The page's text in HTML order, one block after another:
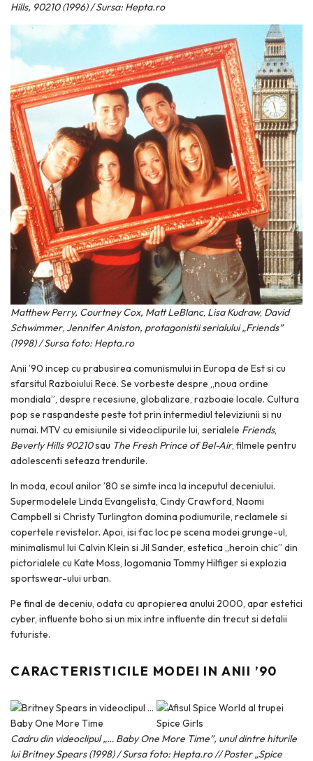
Hills, 90210 (1996) / Sursa: Hepta.ro
Matthew Perry, Courtney Cox, Matt LeBlanc, Lisa Kudraw, David
Schwimmer, Jennifer Aniston, protagonistii serialului „Friends”
(1998) / Sursa foto: Hepta.ro
Anii ’90 incep cu prabusirea comunismului in Europa de Est si cu
sfarsitul Razboiului Rece. Se vorbeste despre „noua ordine
mondiala”, despre recesiune, globalizare, razboaie locale. Cultura
pop se raspandeste peste tot prin intermediul televiziunii si nu
numai. MTV cu emisiunile si videoclipurile lui, serialele Friends,
Beverly Hills 90210sau The Fresh Prince of Bel-Air, filmele pentru
adolescenti seteaza trendurile.
In moda, ecoul anilor ’80 se simte inca la inceputul deceniului.
Supermodelele Linda Evangelista, Cindy Crawford, Naomi
Campbell si Christy Turlington domina podiumurile, reclamele si
copertele revistelor. Apoi, isi fac loc pe scena modei grunge-ul,
minimalismul lui Calvin Klein si Jil Sander, estetica „heroin chic” din
pictorialele cu Kate Moss, logomania Tommy Hilfiger si explozia
sportswear-ului urban.
Pe final de deceniu, odata cu apropierea anului 2000, apar estetici
cyber, influente boho si un mix intre influente din trecut si detalii
futuriste.
CARACTERISTICILE MODEI IN ANII ’90
Cadru din videoclipul „… Baby One More Time”, unul dintre hiturile
lui Britney Spears (1998) / Sursa foto: Hepta.ro // Poster „Spice